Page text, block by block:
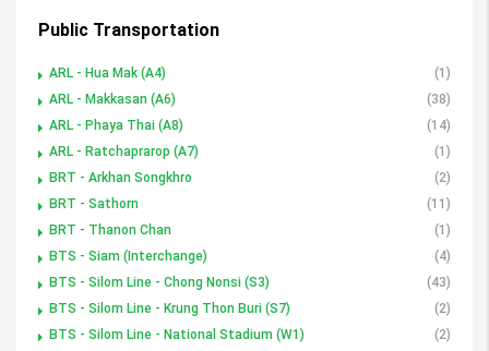
Public Transportation
ARL - Hua Mak (A4)
(1)
ARL - Makkasan (A6)
(38)
ARL - Phaya Thai (A8)
(14)
ARL - Ratchaprarop (A7)
(1)
BRT - Arkhan Songkhro
(2)
BRT - Sathorn
(11)
BRT - Thanon Chan
(1)
BTS - Siam (Interchange)
(4)
BTS - Silom Line - Chong Nonsi (S3)
(43)
BTS - Silom Line - Krung Thon Buri (S7)
(2)
BTS - Silom Line - National Stadium (W1)
(2)